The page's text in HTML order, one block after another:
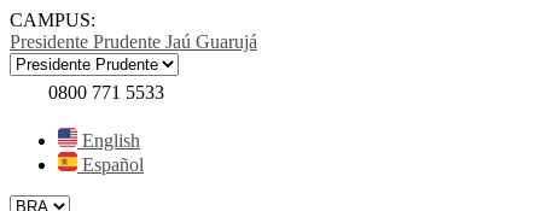
CAMPUS:
Presidente Prudente Jaú Guarujá
0800 771 5533
English
Español